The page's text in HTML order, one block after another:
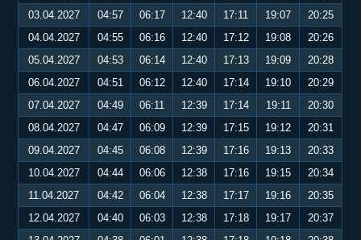
03.04.2027
04:57 06:17 12:40 17:11 19:07
20:25
04.04.2027
04:55 06:16 12:40 17:12 19:08
20:26
05.04.2027
04:53 06:14 12:40 17:13 19:09
20:28
06.04.2027
04:51 06:12 12:40 17:14 19:10
20:29
07.04.2027
04:49 06:11 12:39 17:14 19:11
20:30
08.04.2027
04:47 06:09 12:39 17:15 19:12
20:31
09.04.2027
04:45 06:08 12:39 17:16 19:13
20:33
10.04.2027
04:44 06:06 12:38 17:16 19:15
20:34
11.04.2027
04:42 06:04 12:38 17:17 19:16
20:35
12.04.2027
04:40 06:03 12:38 17:18 19:17
20:37